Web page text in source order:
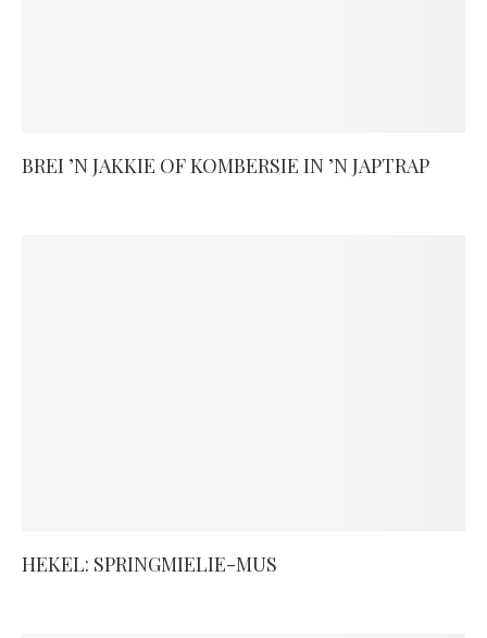
BREI ’N JAKKIE OF KOMBERSIE IN ’N JAPTRAP
HEKEL: SPRINGMIELIE-MUS